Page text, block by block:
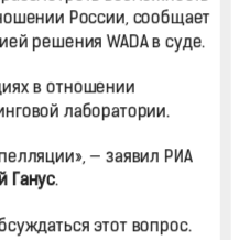
России, сообщает
решения WADA в суде.
в отношении
лаборатории.
— заявил РИА
Ганус.
этот вопрос.